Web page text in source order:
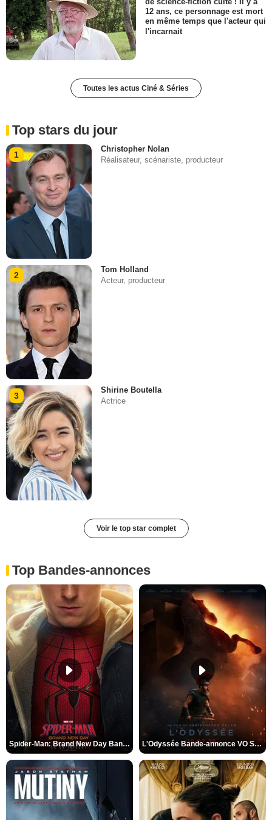
12 ans, ce personnage est mort
en même temps que l'acteur qui
l'incarnait
Toutes les actus Ciné & Séries
Top stars du jour
1
Christopher Nolan
Réalisateur, scénariste, producteur
2
Tom Holland
Acteur, producteur
3
Shirine Boutella
Actrice
Voir le top star complet
Top Bandes-annonces
Spider-Man: Brand New Day Bande-annonce VO STFR L'Odyssée Bande-annonce VO STFR